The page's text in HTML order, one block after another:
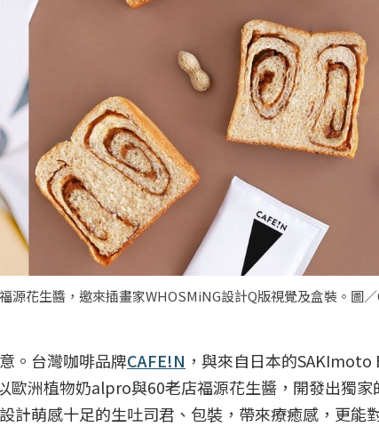
花生醬，邀來插畫家WHOSMiNG設計Q版視覺及盒裝。圖
。台灣咖啡品牌CAFE!N ，與來自日本的SAKImoto
歐洲植物奶alpro與60老店福源花生醬，開發出獨
設計萌感十足的生吐司君、包裝，帶來療癒感，更能